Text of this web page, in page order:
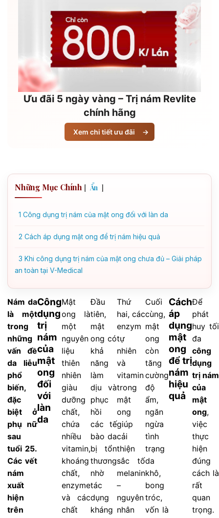
Ưu đãi 5 ngày vàng – Trị nám Revlite
chính hãng
Xem chi tiết ưu đãi →
Những Mục Chính [ Ẩn ]
1 Công dụng trị nám của mật ong đối với làn da
2 Cách áp dụng mật ong để trị nám hiệu quả
3 Khi công dụng trị nám của mật ong chưa đủ – Giải pháp
an toàn tại V-Medical
Nám da
là một
trong
những
vấn đề
da liễu
phổ
biến,
đặc
biệt ở
phụ nữ
sau
tuổi 25.
Các vết
nám
xuất
hiện
trên
Công
dụng
trị
nám
của
mật
ong
đối
với
làn
da
Mật
ong là
một
nguyên
liệu
thiên
nhiên
giàu
dưỡng
chất,
chứa
nhiều
vitamin,
khoáng
chất,
enzyme
và các
chất
Đầu
tiên,
mật
ong có
khả
năng
làm
dịu và
phục
hồi
các tế
bào da
bị tổn
thương
nhờ
tác
dụng
kháng
Thứ
hai, các
enzym
tự
nhiên
và
vitamin
trong
mật
ong
giúp
cải
thiện
sắc tố
melanin
–
nguyên
nhân
Cuối
cùng,
mật
ong
còn
tăng
cường
độ
ẩm,
ngăn
ngừa
tình
trạng
da
khô,
bong
tróc,
vốn là
Cách
áp
dụng
mật
ong
để trị
nám
hiệu
quả
Để
phát
huy tối
đa
công
dụng
trị nám
của
mật
ong,
việc
thực
hiện
đúng
cách là
rất
quan
trọng.